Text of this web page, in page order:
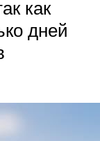
как
дней